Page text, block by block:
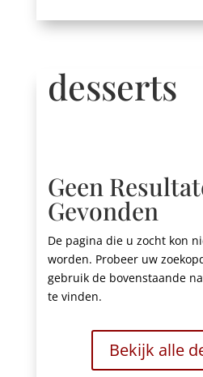
desserts
Geen
Gevonden
De pagina die u zocht kon
worden. Probeer uw
gebruik de bovenstaande
te vinden.
Bekijk alle